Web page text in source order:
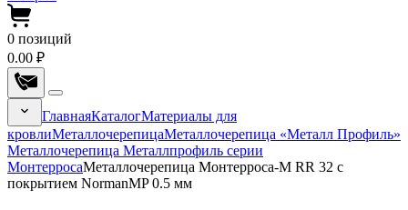
0 позиций
0.00 ₽
ГлавнаяКаталогМатериалы для
кровлиМеталлочерепицаМеталлочерепица «Металл Профиль»
Металлочерепица Металлпрофиль серии
МонтерросаМеталлочерепица Монтерроса-M RR 32 с
покрытием NormanMP 0.5 мм